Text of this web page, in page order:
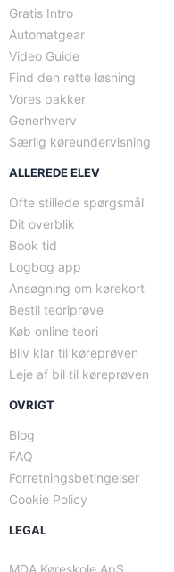
Gratis Intro
Automatgear
Video Guide
Find den rette løsning
Vores pakker
Generhverv
Særlig køreundervisning
ALLEREDE ELEV
Ofte stillede spørgsmål
Dit overblik
Book tid
Logbog app
Ansøgning om kørekort
Bestil teoriprøve
Køb online teori
Bliv klar til køreprøven
Leje af bil til køreprøven
OVRIGT
Blog
FAQ
Forretningsbetingelser
Cookie Policy
LEGAL
MDA Køreskole ApS